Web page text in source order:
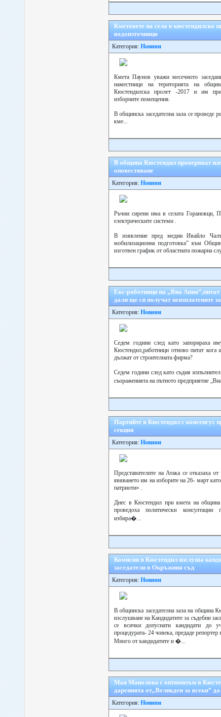
Кметовете на села в кюстендилско
водоизточници
Категория: Новини
Кмета Паунов уважи месечното
наместници на територията на
Кюстендилска пролет -2017 и им
изборните помещения.
В общинска заседателна зала се проведе
кме...
В община Кюстендил проверяват
оповестяване
Категория: Новини
Ръчни сирени има в селата Горановци,
електрическите системи .
В изявление пред медии Ивайло
мобилизационна подготовка” към
изготвен график от областната пожарна
Екс-работници на „Виа
дали ще си получат неизплатените
Категория: Новини
Седем години след като запорираха
Кюстендил,работници отново питат
дължат от строителната фирма?
Седем години след като съдия
съораженията на пътното предприятие
Партийте в Кюстендил с консенсус
секция
Категория: Новини
Представителите на Атака се отказаха
явяването им на изборите на 26- март
патриоти» .
Днес в Кюстендил при кмета на
проведоха политически
избира�...
Комисия в Кюстендил изслуша
заседатели в Окръжния съд
Категория: Новини
В общинска заседателна зала на община
изслушване на Кандидатите за съдебни
се всички допуснати кандидати до
процедурата- 24 човека, предаде репортер
Много от кандидатите и �...
Мая Манолова с оптимизъм в
даренията от„Великден за всеки”
Категория: Новини